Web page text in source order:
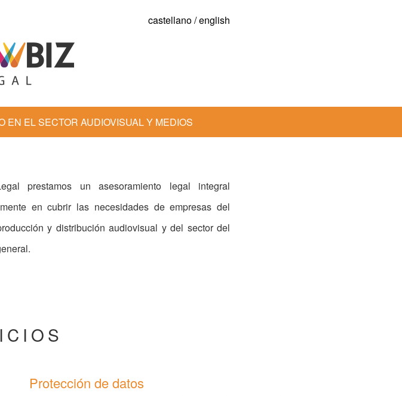
castellano/english
EL SECTOR AUDIOVISUAL Y MEDIOS
prestamos un asesoramiento legal integral
en cubrir las necesidades de empresas del
y distribución audiovisual y del sector del
Protección de datos